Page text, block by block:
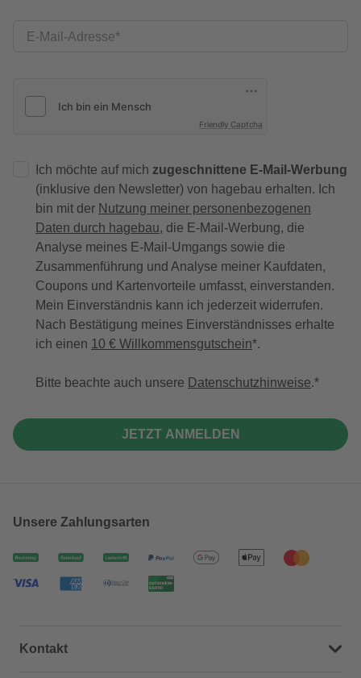
E-Mail-Adresse
Friendly Captcha
Ich möchte auf mich zugeschnittene E-Mail-Werbung
(inklusive den Newsletter) von hagebau erhalten. Ich
bin mit der Nutzung meiner personenbezogenen
Daten durch hagebau, die E-Mail-Werbung, die
Analyse meines E-Mail-Umgangs sowie die
Zusammenführung und Analyse meiner Kaufdaten,
Coupons und Kartenvorteile umfasst, einverstanden.
Mein Einverständnis kann ich jederzeit widerrufen.
Nach Bestätigung meines Einverständnisses erhalte
ich einen 10 € Willkommensgutschein*.
Bitte beachte auch unsere Datenschutzhinweise.
JETZT ANMELDEN
Unsere Zahlungsarten
Kontakt